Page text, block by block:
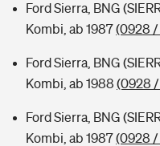
Ford Sierra, BNG
Kombi, ab 1987(0928 /
Ford Sierra, BNG
Kombi, ab 1988 (0928 /
Ford Sierra, BNG
Kombi, ab 1987(0928 /